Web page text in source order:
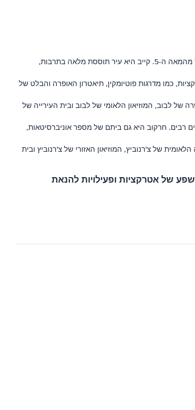
– קייב היא בירת אוקראינה ואחת הערים היפות ביותר במזרח אירופה. זוהי גם אחת הערים העתיקות ביותר באזור, עם ההיסטוריה שלה עוד מהמאה ה-5. קייב היא עיר תוססת מלאה בתרבות,
כמו מדרגות פוטיומקין, תיאטרון האופרה והבלט של
של לבוב, המוזיאון הלאומי של לבוב ובית העירייה של
רבים. חרקוב היא גם ביתם של מספר אוניברסיטאות,
של צ'רנוביץ, המוזיאון האזורי של צ'רנוביץ ובית
של אטרקציות ופעילויות להנאת